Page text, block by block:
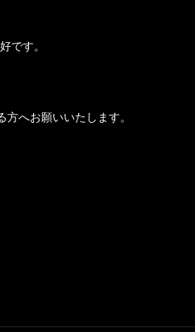
です。
へお願いいたします。